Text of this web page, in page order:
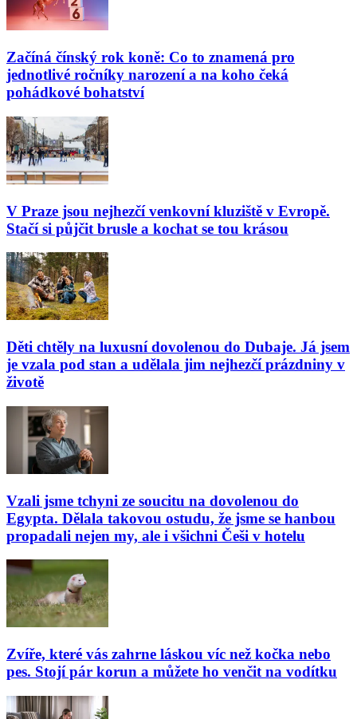
Začíná čínský rok koně: Co to znamená pro
jednotlivé ročníky narození a na koho čeká
pohádkové bohatství
V Praze jsou nejhezčí venkovní kluziště v Evropě.
Stačí si půjčit brusle a kochat se tou krásou
Děti chtěly na luxusní dovolenou do Dubaje. Já jsem
je vzala pod stan a udělala jim nejhezčí prázdniny v
životě
Vzali jsme tchyni ze soucitu na dovolenou do
Egypta. Dělala takovou ostudu, že jsme se hanbou
propadali nejen my, ale i všichni Češi v hotelu
Zvíře, které vás zahrne láskou víc než kočka nebo
pes. Stojí pár korun a můžete ho venčit na vodítku